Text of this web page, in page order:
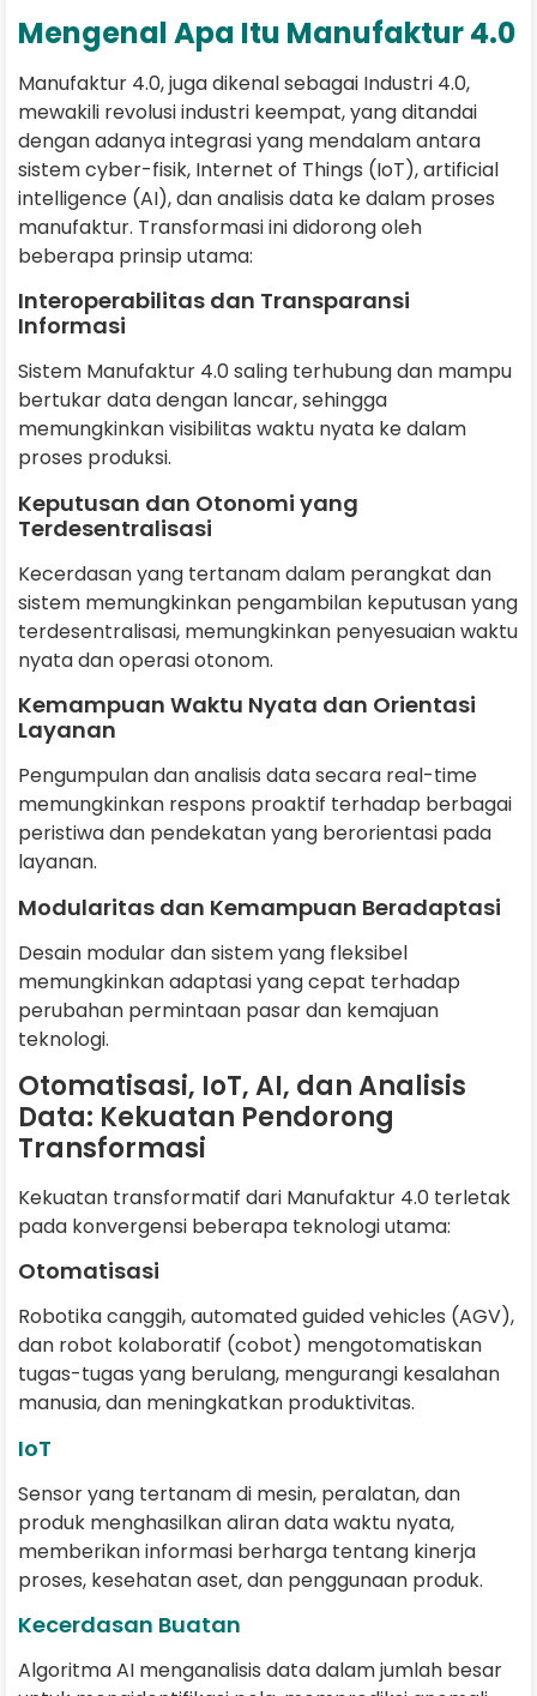
Mengenal Apa Itu Manufaktur 4.0
Manufaktur 4.0, juga dikenal sebagai Industri 4.0,
mewakili revolusi industri keempat, yang ditandai
dengan adanya integrasi yang mendalam antara
sistem cyber-fisik, Internet of Things (IoT), artificial
intelligence (AI), dan analisis data ke dalam proses
manufaktur. Transformasi ini didorong oleh
beberapa prinsip utama:
Interoperabilitas dan Transparansi
Informasi
Sistem Manufaktur 4.0 saling terhubung dan mampu
bertukar data dengan lancar, sehingga
memungkinkan visibilitas waktu nyata ke dalam
proses produksi.
Keputusan dan Otonomi yang
Terdesentralisasi
Kecerdasan yang tertanam dalam perangkat dan
sistem memungkinkan pengambilan keputusan yang
terdesentralisasi, memungkinkan penyesuaian waktu
nyata dan operasi otonom.
Kemampuan Waktu Nyata dan Orientasi
Layanan
Pengumpulan dan analisis data secara real-time
memungkinkan respons proaktif terhadap berbagai
peristiwa dan pendekatan yang berorientasi pada
layanan.
Modularitas dan Kemampuan Beradaptasi
Desain modular dan sistem yang fleksibel
memungkinkan adaptasi yang cepat terhadap
perubahan permintaan pasar dan kemajuan
teknologi.
Otomatisasi, IoT, AI, dan Analisis
Data: Kekuatan Pendorong
Transformasi
Kekuatan transformatif dari Manufaktur 4.0 terletak
pada konvergensi beberapa teknologi utama:
Otomatisasi
Robotika canggih, automated guided vehicles (AGV),
dan robot kolaboratif (cobot) mengotomatiskan
tugas-tugas yang berulang, mengurangi kesalahan
manusia, dan meningkatkan produktivitas.
IoT
Sensor yang tertanam di mesin, peralatan, dan
produk menghasilkan aliran data waktu nyata,
memberikan informasi berharga tentang kinerja
proses, kesehatan aset, dan penggunaan produk.
Kecerdasan Buatan
Algoritma AI menganalisis data dalam jumlah besar